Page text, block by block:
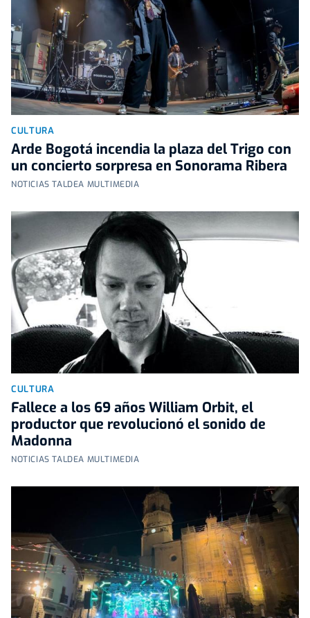
CULTURA
Arde Bogotá incendia la plaza del Trigo con
un concierto sorpresa en Sonorama Ribera
NOTICIAS TALDEA MULTIMEDIA
CULTURA
Fallece a los 69 años William Orbit, el
productor que revolucionó el sonido de
Madonna
NOTICIAS TALDEA MULTIMEDIA